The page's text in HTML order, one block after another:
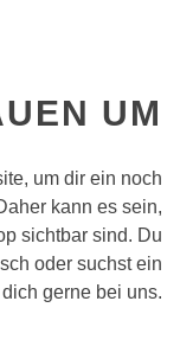
UM
um dir ein noch
kann es sein,
sichtbar sind. Du
oder suchst ein
gerne bei uns.